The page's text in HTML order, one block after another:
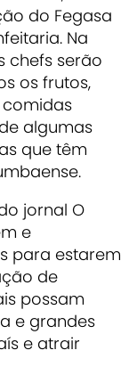
do Fegasa
Na
chefs serão
os frutos,
comidas
algumas
que têm
jornal O
e
para estarem
de
possam
e grandes
e atrair